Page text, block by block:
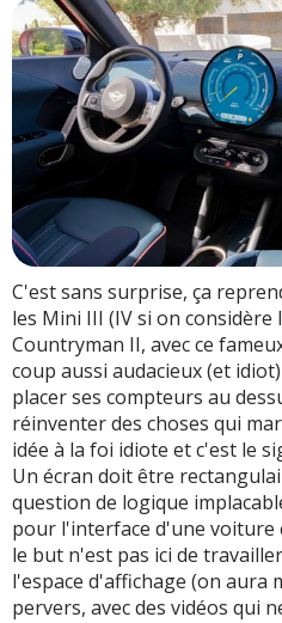
C'est sans surprise, ça
les Mini III (IV si on
Countryman II, avec ce
coup aussi audacieux (et
placer ses compteurs au
réinventer des choses qui
idée à la foi idiote et c'est le
Un écran doit être
question de logique
pour l'interface d'une voiture
le but n'est pas ici de
l'espace d'affichage (on aura
pervers, avec des vidéos qui